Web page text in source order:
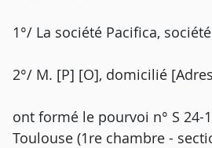
1°/ La société Pacifica,
2°/ M. [P] [O], domicilié
ont formé le pourvoi n° S
Toulouse (1re chambre -